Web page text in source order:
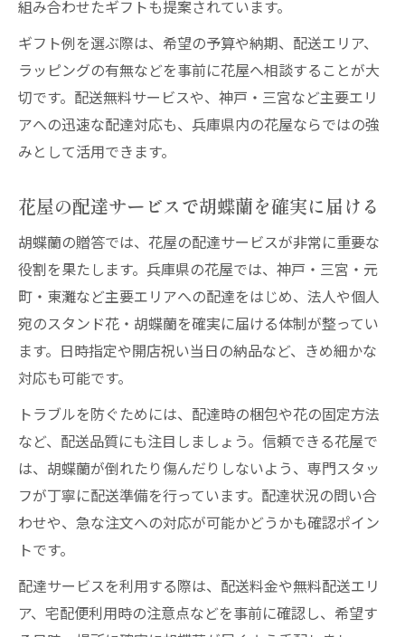
組み合わせたギフトも提案されています。
ギフト例を選ぶ際は、希望の予算や納期、配送エリア、
ラッピングの有無などを事前に花屋へ相談することが大
切です。配送無料サービスや、神戸・三宮など主要エリ
アへの迅速な配達対応も、兵庫県内の花屋ならではの強
みとして活用できます。
花屋の配達サービスで胡蝶蘭を確実に届ける
胡蝶蘭の贈答では、花屋の配達サービスが非常に重要な
役割を果たします。兵庫県の花屋では、神戸・三宮・元
町・東灘など主要エリアへの配達をはじめ、法人や個人
宛のスタンド花・胡蝶蘭を確実に届ける体制が整ってい
ます。日時指定や開店祝い当日の納品など、きめ細かな
対応も可能です。
トラブルを防ぐためには、配達時の梱包や花の固定方法
など、配送品質にも注目しましょう。信頼できる花屋で
は、胡蝶蘭が倒れたり傷んだりしないよう、専門スタッ
フが丁寧に配送準備を行っています。配達状況の問い合
わせや、急な注文への対応が可能かどうかも確認ポイン
トです。
配達サービスを利用する際は、配送料金や無料配送エリ
ア、宅配便利用時の注意点などを事前に確認し、希望す